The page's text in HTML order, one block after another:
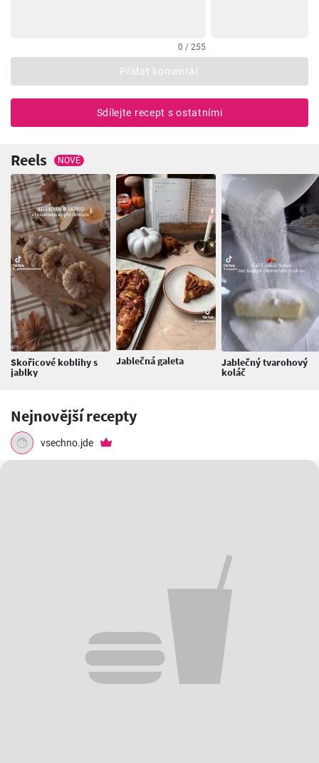
0 / 255
Přidat komentář
Sdílejte recept s ostatními
Reels NOVÉ
Skořicové koblihy s
jablky
Jablečná galeta Jablečný tvarohový
koláč
Nejnovější recepty
vsechno.jde